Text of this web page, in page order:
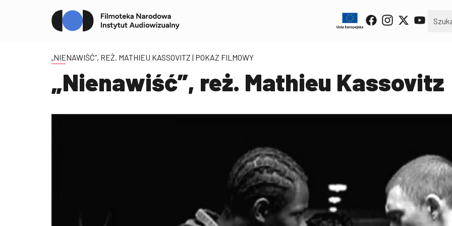
„NIENAWIŚĆ”, REŻ. MATHIEU KASSOVITZ | POKAZ FILMOWY
„Nienawiść”, reż. Mathieu Kassovitz